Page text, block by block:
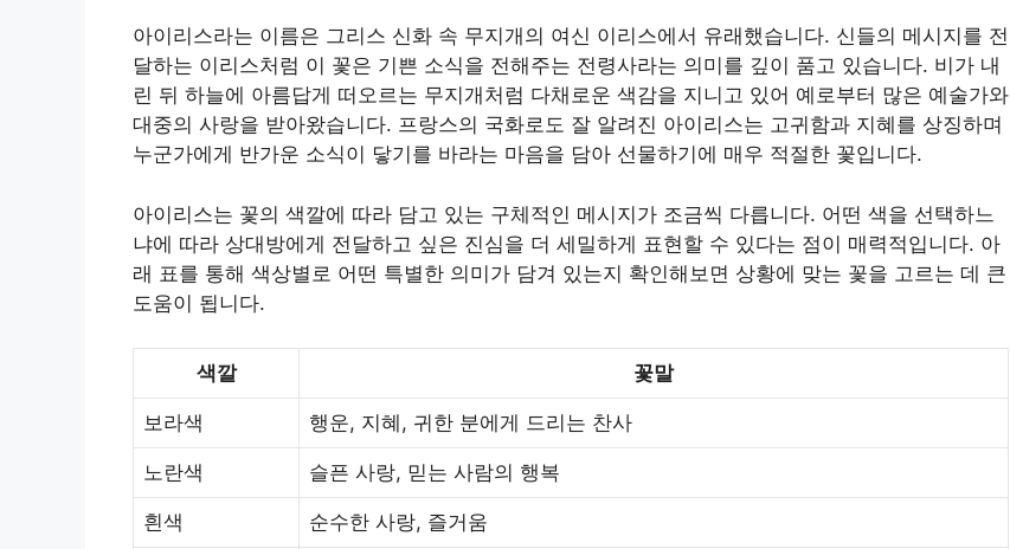
아이리스라는 이름은 그리스 신화 속 무지개의 여신 이리스에서 유래했습니다. 신들의 메시지를 전
달하는 이리스처럼 이 꽃은 기쁜 소식을 전해주는 전령사라는 의미를 깊이 품고 있습니다. 비가 내
린 뒤 하늘에 아름답게 떠오르는 무지개처럼 다채로운 색감을 지니고 있어 예로부터 많은 예술가와
대중의 사랑을 받아왔습니다. 프랑스의 국화로도 잘 알려진 아이리스는 고귀함과 지혜를 상징하며
누군가에게 반가운 소식이 닿기를 바라는 마음을 담아 선물하기에 매우 적절한 꽃입니다.
아이리스는 꽃의 색깔에 따라 담고 있는 구체적인 메시지가 조금씩 다릅니다. 어떤 색을 선택하느
냐에 따라 상대방에게 전달하고 싶은 진심을 더 세밀하게 표현할 수 있다는 점이 매력적입니다. 아
래 표를 통해 색상별로 어떤 특별한 의미가 담겨 있는지 확인해보면 상황에 맞는 꽃을 고르는 데 큰
도움이 됩니다.
색깔 꽃말
보라색 행운, 지혜, 귀한 분에게 드리는 찬사
노란색 슬픈 사랑, 믿는 사람의 행복
흰색 순수한 사랑, 즐거움